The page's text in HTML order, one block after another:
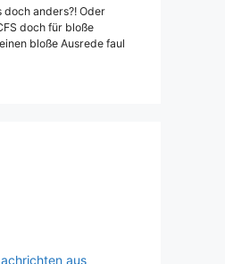
doch anders?! Oder
doch für bloße
bloße Ausrede faul
aus